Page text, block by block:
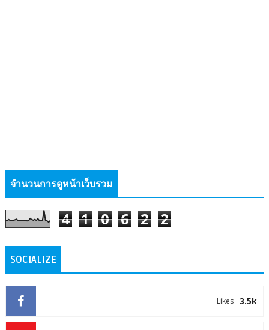
จำนวนการดูหน้าเว็บรวม
4 1 0 6 2 2
SOCIALIZE
3.5k
Likes